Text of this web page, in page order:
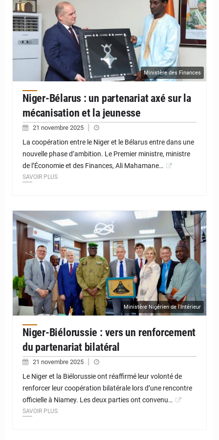
Ministère des Finances
Niger-Bélarus : un partenariat axé sur la
mécanisation et la jeunesse
21 novembre 2025
La coopération entre le Niger et le Bélarus entre dans une
nouvelle phase d’ambition. Le Premier ministre, ministre
de l’Économie et des Finances, Ali Mahamane…
SAVOIR PLUS
Ministère Nigérien de l'Intérieur
Niger-Biélorussie : vers un renforcement
du partenariat bilatéral
21 novembre 2025
Le Niger et la Biélorussie ont réaffirmé leur volonté de
renforcer leur coopération bilatérale lors d’une rencontre
officielle à Niamey. Les deux parties ont convenu…
SAVOIR PLUS